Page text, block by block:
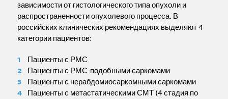
зависимости от гистологического типа опухоли и
распространенности опухолевого процесса. В
российских клинических рекомендациях выделяют 4
категории пациентов:
Пациенты с РМС
Пациенты с РМС-подобными саркомами
Пациенты с нерабдомиосаркомными саркомами
Пациенты с метастатическими СМТ (4 стадия по